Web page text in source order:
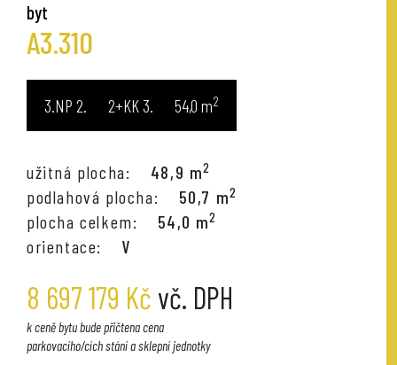
byt
A3.310
3.NP 2+KK 54,0 m2
užitná plocha: 48,9 m2
podlahová plocha: 50,7 m2
plocha celkem: 54,0 m2
orientace: V
8 697 179 Kč vč. DPH
k ceně bytu bude přičtena cena
parkovacího/cích stání a sklepní jednotky